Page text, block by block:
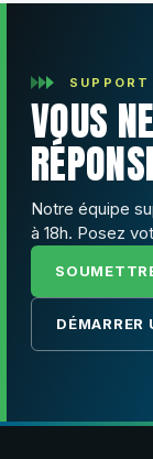
VOUS
Notre équipe
à 18h. Posez
DÉMARRER